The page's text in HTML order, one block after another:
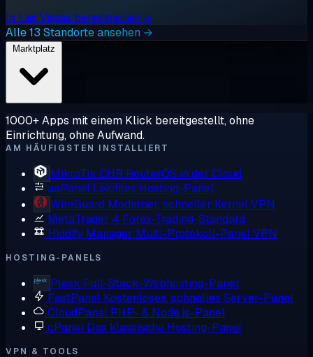
In Las Vegas bereitstellen →
Alle 13 Standorte ansehen →
1000+ Apps mit einem Klick bereitgestellt, ohne
Einrichtung, ohne Aufwand.
AM HÄUFIGSTEN INSTALLIERT
MikroTik CHR RouterOS in der Cloud
aaPanel Leichtes Hosting-Panel
WireGuard Moderner, schneller Kernel VPN
MetaTrader 4 Forex-Trading-Standard
Hiddify Manager Multi-Protokoll-Panel VPN
HOSTING-PANELS
Plesk Full-Stack-Webhosting-Panel
FastPanel Kostenloses, schnelles Server-Panel
CloudPanel PHP- & Node.js-Panel
cPanel Das klassische Hosting-Panel
VPN & TOOLS